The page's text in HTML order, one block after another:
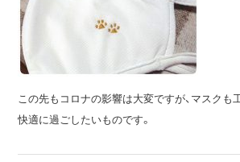
この先もコロナの影響は大変ですが、マスクも
快適に過ごしたいものです。